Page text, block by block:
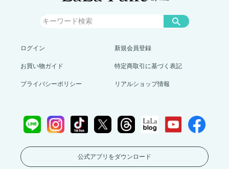
ログイン 新規会員登録
お買い物ガイド 特定商取引に基づく表記
プライバシーポリシー リアルショップ情報
公式アプリをダウンロード